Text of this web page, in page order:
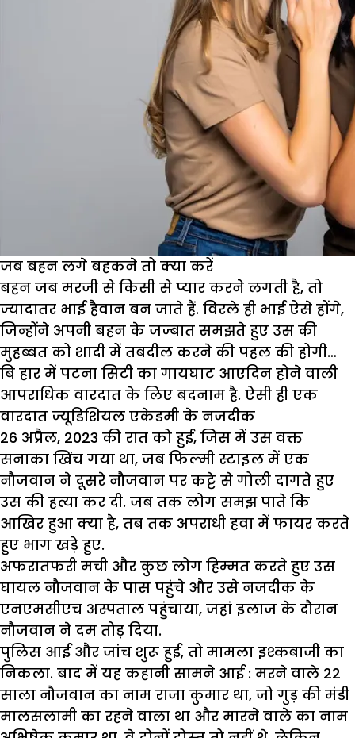
जब बहन लगे बहकने तो क्या करें
बहन जब मरजी से किसी से प्यार करने लगती है, तो
ज्यादातर भाई हैवान बन जाते हैं. विरले ही भाई ऐसे होंगे,
जिन्होंने अपनी बहन के जज्बात समझते हुए उस की
मुहब्बत को शादी में तबदील करने की पहल की होगी…
बि हार में पटना सिटी का गायघाट आएदिन होने वाली
आपराधिक वारदात के लिए बदनाम है. ऐसी ही एक
वारदात ज्यूडिशियल एकेडमी के नजदीक
26 अप्रैल, 2023 की रात को हुई, जिस में उस वक्त
सनाका खिंच गया था, जब फिल्मी स्टाइल में एक
नौजवान ने दूसरे नौजवान पर कट्टे से गोली दागते हुए
उस की हत्या कर दी. जब तक लोग समझ पाते कि
आखिर हुआ क्या है, तब तक अपराधी हवा में फायर करते
हुए भाग खड़े हुए.
अफरातफरी मची और कुछ लोग हिम्मत करते हुए उस
घायल नौजवान के पास पहुंचे और उसे नजदीक के
एनएमसीएच अस्पताल पहुंचाया, जहां इलाज के दौरान
नौजवान ने दम तोड़ दिया.
पुलिस आई और जांच शुरू हुई, तो मामला इश्कबाजी का
निकला. बाद में यह कहानी सामने आई : मरने वाले 22
साला नौजवान का नाम राजा कुमार था, जो गुड़ की मंडी
मालसलामी का रहने वाला था और मारने वाले का नाम